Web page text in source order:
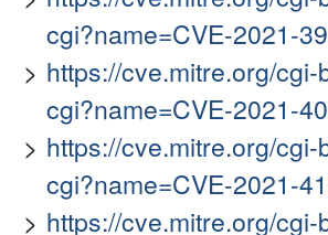
cgi?name=CVE-2021-
https://cve.mitre.org/
cgi?name=CVE-2021-
https://cve.mitre.org/
cgi?name=CVE-2021-
https://cve.mitre.org/